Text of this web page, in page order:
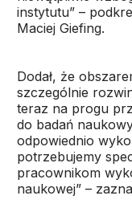
instytutu” –
Maciej Giefing.
Dodał, że
szczególnie
teraz na progu
do badań
odpowiednio
potrzebujemy
pracownikom
naukowej” –